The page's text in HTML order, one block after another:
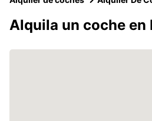
Alquila un coche en